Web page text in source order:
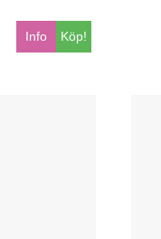
Köp!
Info